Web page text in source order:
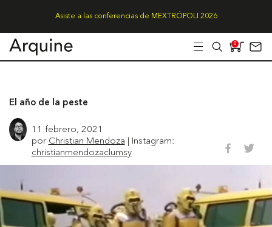
Asiste a las conferencias de MEXTRÓPOLI 2026
0
El año de la peste
11 febrero, 2021
por Christian Mendoza | Instagram:
christianmendozaclumsy